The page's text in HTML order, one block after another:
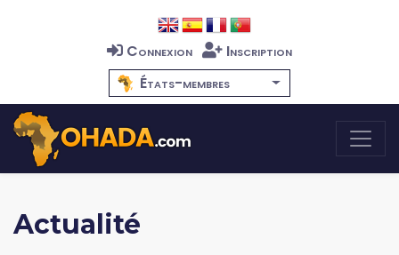
Connexion
Inscription
États-membres
Actualité